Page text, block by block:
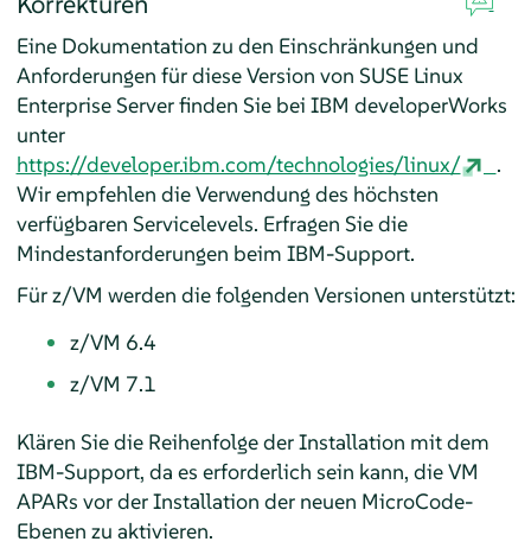
Eine Dokumentation zu den Einschränkungen und
Anforderungen für diese Version von SUSE Linux
Enterprise Server finden Sie bei IBM developerWorks
unter
https://developer.ibm.com/technologies/linux/
.
Wir empfehlen die Verwendung des höchsten
verfügbaren Servicelevels. Erfragen Sie die
Mindestanforderungen beim IBM-Support.
Für z/VM werden die folgenden Versionen unterstützt:
z/VM 6.4
z/VM 7.1
Klären Sie die Reihenfolge der Installation mit dem
IBM-Support, da es erforderlich sein kann, die VM
APARs vor der Installation der neuen MicroCode-
Ebenen zu aktivieren.